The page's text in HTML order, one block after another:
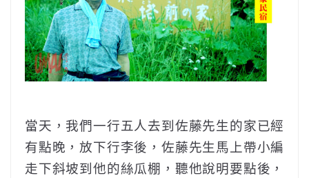
當天，我們一行五人去到佐藤先生的家已經
有點晚，放下行李後，佐藤先生馬上帶小編
走下斜坡到他的絲瓜棚，聽他說明要點後，